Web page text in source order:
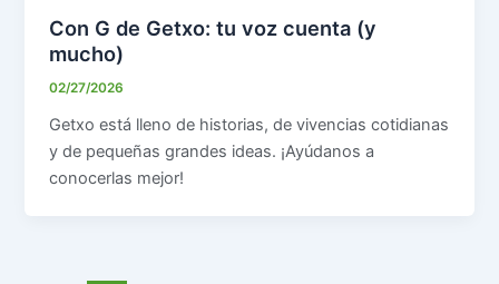
Con G de Getxo: tu voz cuenta (y
mucho)
02/27/2026
Getxo está lleno de historias, de vivencias cotidianas
y de pequeñas grandes ideas. ¡Ayúdanos a
conocerlas mejor!